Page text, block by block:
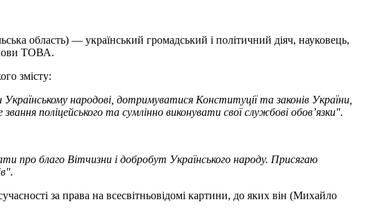
область) — український громадський і політичний діяч, науковець,
ТОВА.
змісту:
народові, дотримуватися Конституції та законів України,
поліцейського та сумлінно виконувати свої службові обов’язки".
про благо Вітчизни і добробут Українського народу. Присягаю
за права на всесвітньовідомі картини, до яких він (Михайло